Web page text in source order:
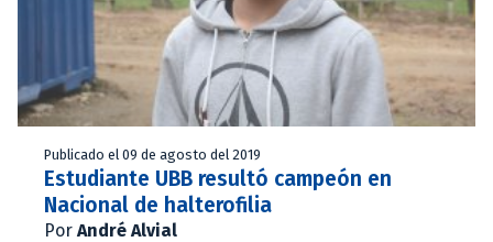
Publicado el 09 de agosto del 2019
Estudiante UBB resultó campeón en
Nacional de halterofilia
Por André Alvial